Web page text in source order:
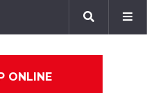
ONLINE